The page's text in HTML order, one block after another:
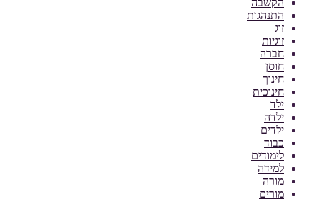
הקשבה
התנהגות
זוג
זוגיות
חברה
חוסן
חינוך
חינוכית
ילד
ילדה
ילדים
כבוד
לימודים
למידה
מורה
מורים